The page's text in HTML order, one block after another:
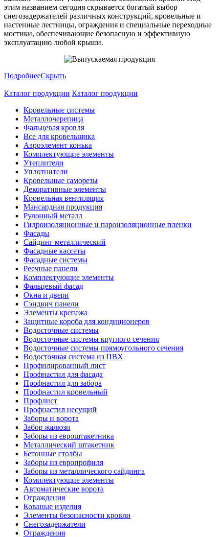
этим названием сегодня скрывается богатый выбор
снегозадержателей различных конструкций, кровельные и
настенные лестницы, ограждения и специальные переходные
мостики, обеспечивающие безопасную и эффективную
эксплуатацию любой крыши.
ПодробнееСкрыть
Каталог продукции Каталог продукции
Кровельные системы
Металлочерепица
Фальцевая кровля
Все для кровельщика
Аэроэлемент конька
Комплектующие элементы
Утеплители
Уплотнители
Кровельные саморезы
Декоративные элементы
Кровельная вентиляция
Мансардная продукция
Рулонный металл
Гидроизоляционные и пароизоляционные пленки
Фасады
Сайдинг металлический
Фасадные кассеты
Фасадные системы
Реечные панели
Комплектующие элементы
Фальцевый фасад
Окна и двери
Сэндвич панели
Элементы крепежа
Защитные короба для кондиционеров
Водосточные системы
Водосточные системы круглого сечения
Водосточные системы прямоугольного сечения
Водосточная система из ПВХ
Профилированный лист
Профнастил для фасада
Профнастил для забора
Профнастил кровельный
Профлист
Профнастил несущий
Заборы и ворота
Забор жалюзи
Заборы из евроштакетника
Металлический штакетник
Бетонные столбы
Заборы из европрофиля
Заборы из металлического сайдинга
Комплектующие элементы
Автоматические ворота
Ограждения
Кованые изделия
Элементы безопасности кровли
Снегозадержатели
Ограждения